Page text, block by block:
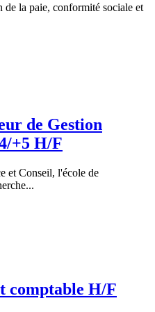
de la paie, conformité sociale et
de Gestion
+5 H/F
et Conseil, l'école de
comptable H/F